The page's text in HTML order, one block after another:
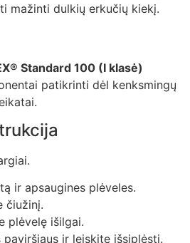
mažinti dulkių erkučių kiekį.
Standard 100 (I klasė)
patikrinti dėl kenksmingų
ir apsaugines plėveles.
čiužinį.
plėvelę išilgai.
ir leiskite išsiplėsti.